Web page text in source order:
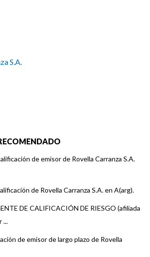
S.A.
de emisor de Rovella Carranza S.A.
de Rovella Carranza S.A. en A(arg).
DE CALIFICACIÓN DE RIESGO (afiliada
...
de emisor de largo plazo de Rovella